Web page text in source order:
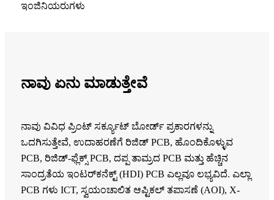
ಇಂಜಿನಿಯರುಗಳು
ನಾವು ಏನು ಮಾಡುತ್ತೇವೆ
ನಾವು ವಿವಿಧ ಪ್ರಿಂಟ್ ಸರ್ಕ್ಯೂಟ್ ಬೋರ್ಡ್ ಪ್ರಕಾರಗಳನ್ನು
ಒದಗಿಸುತ್ತೇವೆ, ಉದಾಹರಣೆಗೆ ರಿಜಿಡ್ PCB, ಹೊಂದಿಕೊಳ್ಳುವ
PCB, ರಿಜಿಡ್-ಫ್ಲೆಕ್ಸ್ PCB, ದಪ್ಪ ತಾಮ್ರದ PCB ಮತ್ತು ಹೆಚ್ಚಿನ
ಸಾಂದ್ರತೆಯ ಇಂಟರ್‌ಕನೆಕ್ಟ್ (HDI) PCB ಎಲ್ಲವೂ ಲಭ್ಯವಿದೆ. ಎಲ್ಲಾ
PCB ಗಳು ICT, ಸ್ವಯಂಚಾಲಿತ ಆಪ್ಟಿಕಲ್ ತಪಾಸಣೆ (AOI), X-